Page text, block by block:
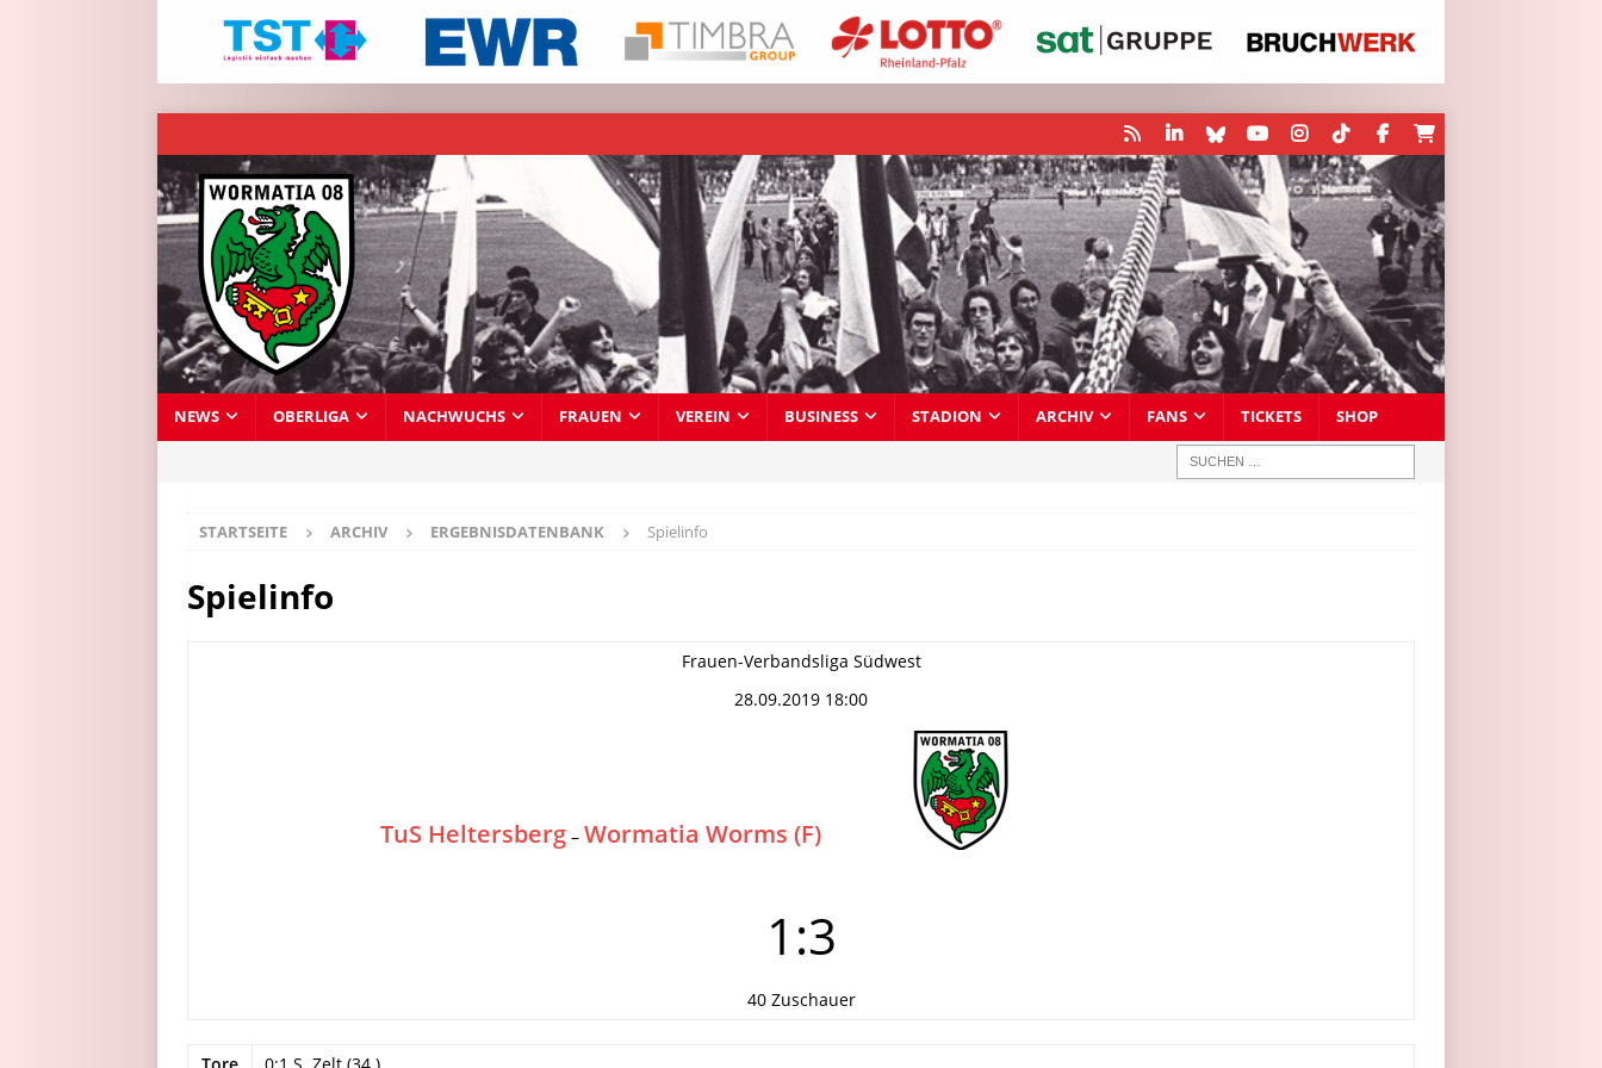
NEWS OBERLIGA NACHWUCHS FRAUEN VEREIN BUSINESS STADION ARCHIV FANS TICKETS SHOP
STARTSEITE ARCHIV ERGEBNISDATENBANK Spielinfo
Spielinfo
Frauen-Verbandsliga Südwest
28.09.2019 18:00
TuS Heltersberg – Wormatia Worms (F)
1:3
40 Zuschauer